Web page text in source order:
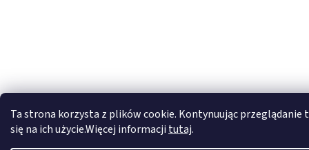
Ta strona korzysta z plików cookie. Kontynuując przeglądanie
się na ich użycie.Więcej informacji tutaj.